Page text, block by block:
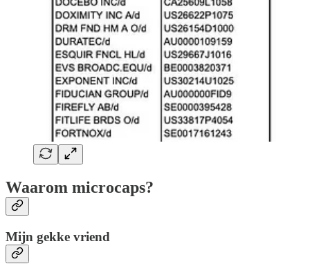
Waarom microcaps?
Mijn gekke vriend